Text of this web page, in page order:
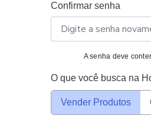
Confirmar senha
A senha deve
O que você busca na
Vender Produtos